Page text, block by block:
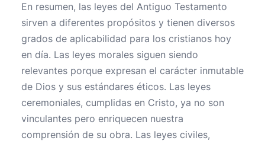
En resumen, las leyes del Antiguo Testamento
sirven a diferentes propósitos y tienen diversos
grados de aplicabilidad para los cristianos hoy
en día. Las leyes morales siguen siendo
relevantes porque expresan el carácter inmutable
de Dios y sus estándares éticos. Las leyes
ceremoniales, cumplidas en Cristo, ya no son
vinculantes pero enriquecen nuestra
comprensión de su obra. Las leyes civiles,